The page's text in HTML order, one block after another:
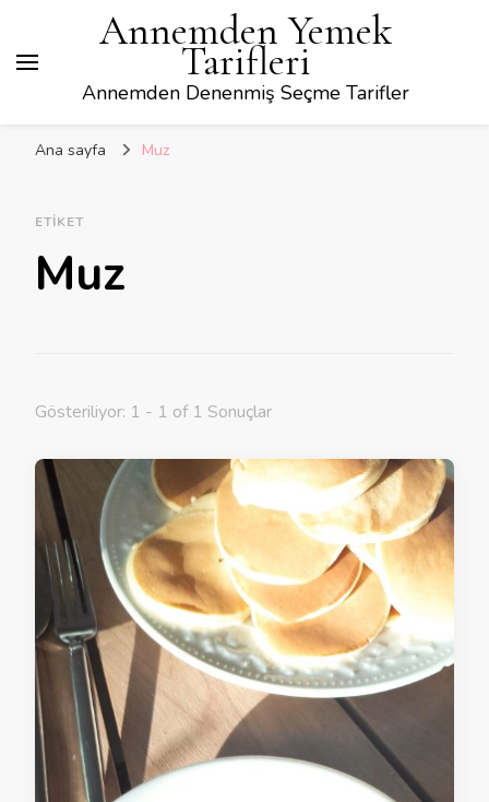
Annemden Yemek
Tarifleri
Annemden Denenmiş Seçme Tarifler
Ana sayfa Muz
ETIKET
Muz
Gösteriliyor: 1 - 1 of 1 Sonuçlar